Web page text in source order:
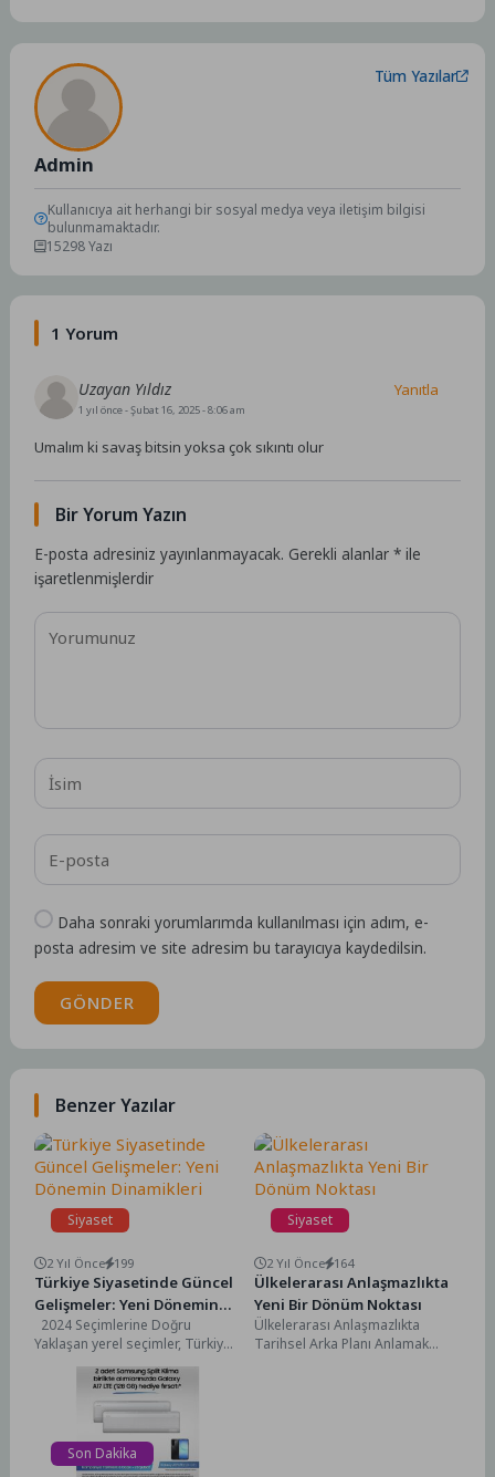
Admin
Tüm Yazılar
Kullanıcıya ait herhangi bir sosyal medya veya iletişim bilgisi
bulunmamaktadır.
15298 Yazı
1 Yorum
Uzayan Yıldız
1 yıl önce- Şubat 16, 2025 - 8:06 am
Umalım ki savaş bitsin yoksa çok sıkıntı olur
Yanıtla
Bir Yorum Yazın
E-posta adresiniz yayınlanmayacak. Gerekli alanlar* ile
işaretlenmişlerdir
Daha sonraki yorumlarımda kullanılması için adım, e-
posta adresim ve site adresim bu tarayıcıya kaydedilsin.
GÖNDER
Benzer Yazılar
Siyaset
2 Yıl Önce 199
Türkiye Siyasetinde Güncel
Gelişmeler: Yeni Dönemin
Dinamikleri
2024 Seçimlerine Doğru
Yaklaşan yerel seçimler, Türkiye
siyaseti nin en sıcak gündem
maddelerinden biri....
Siyaset
2 Yıl Önce 164
Ülkelerarası Anlaşmazlıkta
Yeni Bir Dönüm Noktası
Ülkelerarası Anlaşmazlıkta
Tarihsel Arka Planı Anlamak
Son Dakika